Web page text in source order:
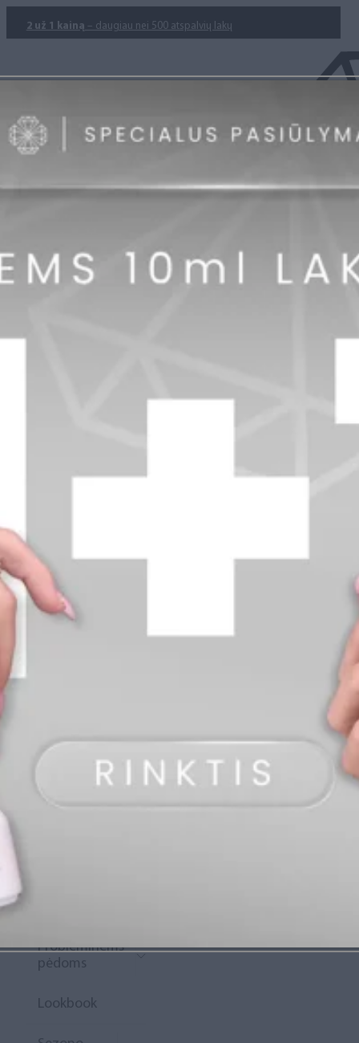
2 už 1 kainą – daugiau nei 500 atspalvių lakų
info@diamondline.lt
Prisijungti
Rewards“
Probleminėms
pėdoms
Lookbook